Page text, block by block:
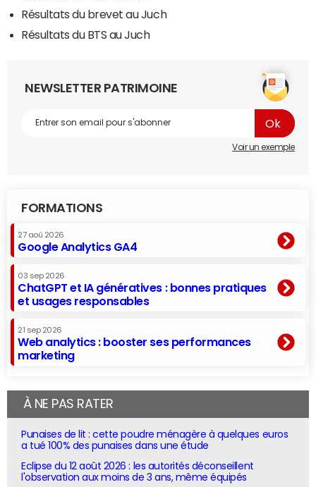
Résultats du brevet au Juch
Résultats du BTS au Juch
NEWSLETTER PATRIMOINE
Voir un exemple
FORMATIONS
27 aoû 2026
Google Analytics GA4
03 sep 2026
ChatGPT et IA génératives : bonnes pratiques
et usages responsables
21 sep 2026
Web analytics : booster ses performances
marketing
À NE PAS RATER
Punaises de lit : cette poudre ménagère à quelques euros
a tué 100% des punaises dans une étude
Eclipse du 12 août 2026 : les autorités déconseillent
l'observation aux moins de 3 ans, même équipés